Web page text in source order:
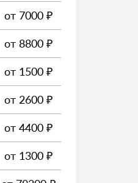
от 7000 ₽
от 8800 ₽
от 1500 ₽
от 2600 ₽
от 4400 ₽
от 1300 ₽